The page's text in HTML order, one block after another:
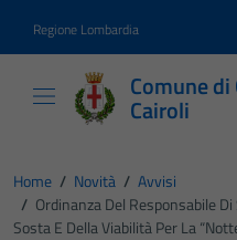
Regione Lombardia
Comune
Cairoli
Home / Novità / Avvisi
/ Ordinanza Del Responsabile
Sosta E Della Viabilità Per La